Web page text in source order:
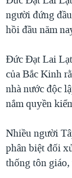
người đứng
hồi đầu năm
Ðức Ðạt Lai
của Bắc Kinh
nhà nước độc
nắm quyền
Nhiều người
phân biệt đối
thống tôn giáo,